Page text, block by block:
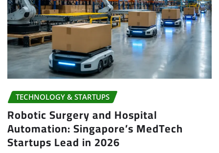
TECHNOLOGY & STARTUPS
Robotic Surgery and Hospital
Automation: Singapore’s MedTech
Startups Lead in 2026